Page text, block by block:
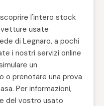
l'intero stock
usate
di Legnaro, a pochi
i nostri servizi online
un
o prenotare una prova
Per informazioni,
del vostro usato